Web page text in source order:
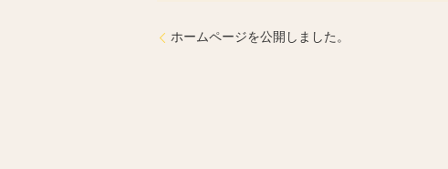
ホームページを公開しました。